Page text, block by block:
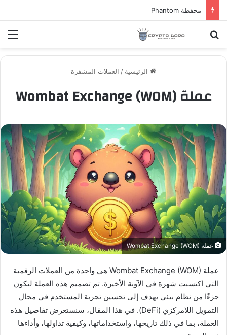
محفظة Phantom
بحث عن
الرئيسية / العملات المشفرة
عملة Wombat Exchange (WOM)
عملة Wombat Exchange (WOM)
عملة Wombat Exchange (WOM) هي واحدة من العملات الرقمية
التي اكتسبت شهرة في الآونة الأخيرة. تم تصميم هذه العملة لتكون
جزءًا من نظام بيئي يهدف إلى تحسين تجربة المستخدم في مجال
التمويل اللامركزي (DeFi). في هذا المقال، سنستعرض تفاصيل هذه
العملة، بما في ذلك تاريخها، واستخداماتها، وكيفية تداولها، وأداءها